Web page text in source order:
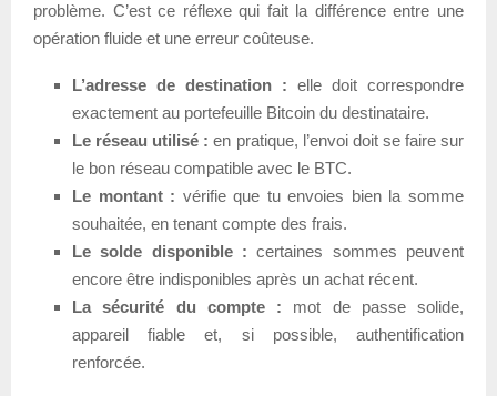
problème. C’est ce réflexe qui fait la différence entre une
opération fluide et une erreur coûteuse.
L’adresse de destination : elle doit correspondre
exactement au portefeuille Bitcoin du destinataire.
Le réseau utilisé : en pratique, l’envoi doit se faire sur
le bon réseau compatible avec le BTC.
Le montant : vérifie que tu envoies bien la somme
souhaitée, en tenant compte des frais.
Le solde disponible : certaines sommes peuvent
encore être indisponibles après un achat récent.
La sécurité du compte : mot de passe solide,
appareil fiable et, si possible, authentification
renforcée.